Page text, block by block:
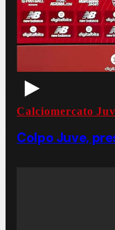
Calciomercato
Colpo Juve,